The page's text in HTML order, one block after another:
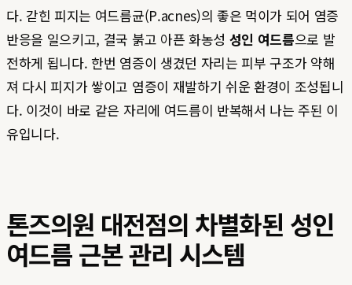
다. 갇힌 피지는 여드름균(P.acnes)의 좋은 먹이가 되어 염증
반응을 일으키고, 결국 붉고 아픈 화농성 성인 여드름으로 발
전하게 됩니다. 한번 염증이 생겼던 자리는 피부 구조가 약해
져 다시 피지가 쌓이고 염증이 재발하기 쉬운 환경이 조성됩니
다. 이것이 바로 같은 자리에 여드름이 반복해서 나는 주된 이
유입니다.
톤즈의원 대전점의 차별화된 성인
여드름 근본 관리 시스템